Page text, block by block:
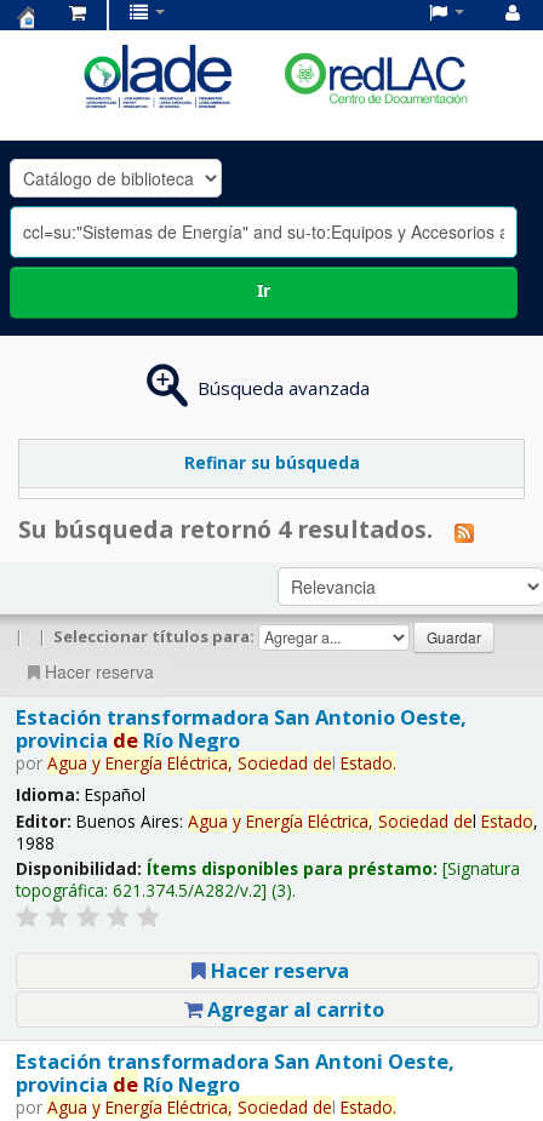
OLADE
-
Ir
Búsqueda avanzada
Refinar su búsqueda
Su búsqueda retornó 4 resultados.
| | Seleccionar títulos para:
Hacer reserva
Estación transformadora San Antonio Oeste,
provincia deRío Negro
por Agua y Energía Eléctrica, Sociedad del Estado.
Idioma: Español
Editor: Buenos Aires: Agua y Energía Eléctrica, Sociedad del Estado,
1988
Disponibilidad: Ítems disponibles para préstamo: Signatura
topográfica: 621.374.5/A282/v.2 (3).
Hacer reserva
Agregar al carrito
Estación transformadora San Antoni Oeste,
provincia deRío Negro
por Agua y Energía Eléctrica, Sociedad del Estado.